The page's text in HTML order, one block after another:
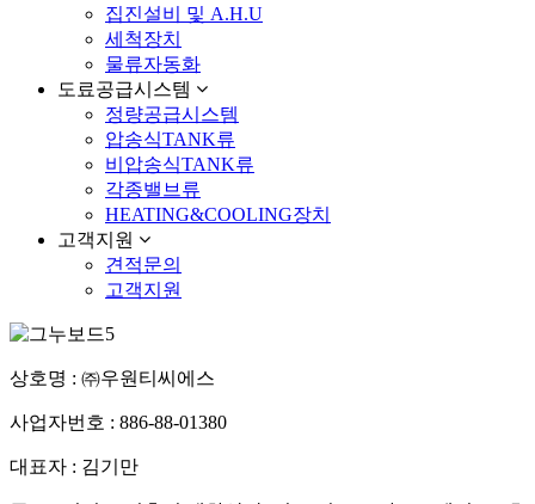
집진설비 및 A.H.U
세척장치
물류자동화
도료공급시스템
정량공급시스템
압송식TANK류
비압송식TANK류
각종밸브류
HEATING&COOLING장치
고객지원
견적문의
고객지원
상호명 : ㈜우원티씨에스
사업자번호 : 886-88-01380
대표자 : 김기만